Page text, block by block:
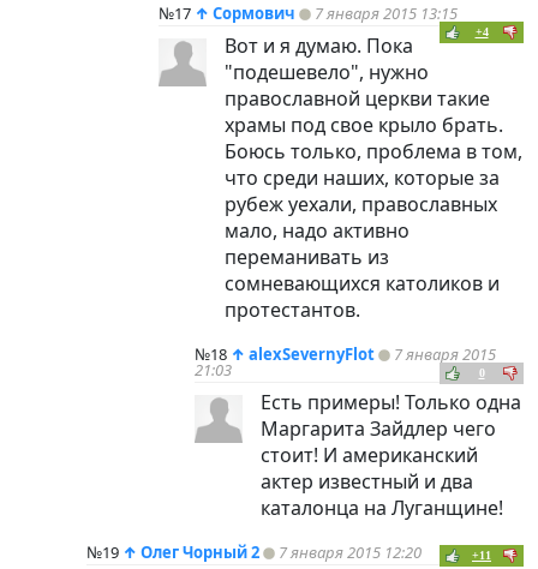
№17 ↑ Сормович 7 января 2015 13:15
+4
Вот и я думаю. Пока
"подешевело", нужно
православной церкви такие
храмы под свое крыло брать.
Боюсь только, проблема в том,
что среди наших, которые за
рубеж уехали, православных
мало, надо активно
переманивать из
сомневающихся католиков и
протестантов.
№18 ↑ alexSevernyFlot 7 января 2015
21:03 0
Есть примеры! Только одна
Маргарита Зайдлер чего
стоит! И американский
актер известный и два
каталонца на Луганщине!
№19 ↑ Олег Чорный 2 7 января 2015 12:20 +11